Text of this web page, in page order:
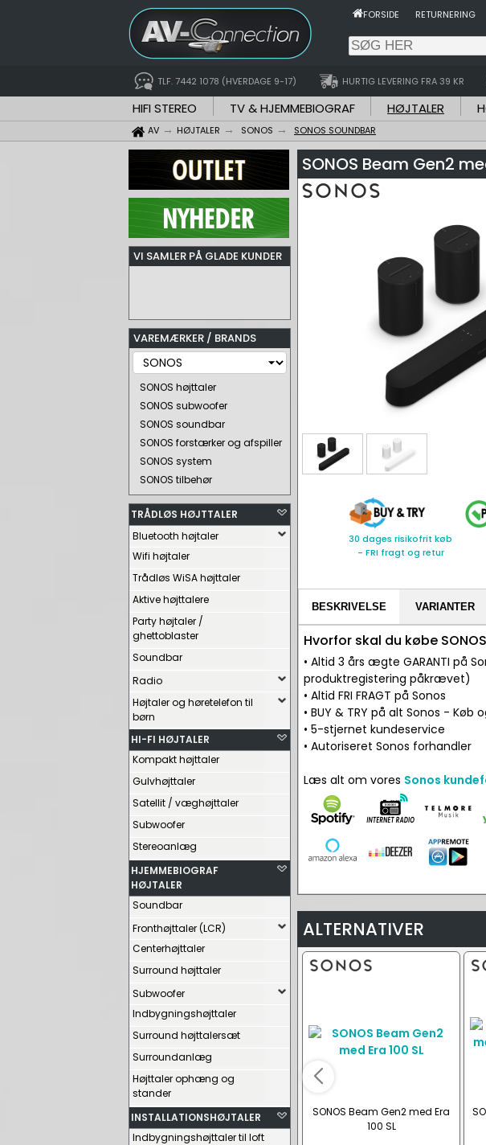
FORSIDE RETURNERING
TLF. 7442 1078 (HVERDAGE 9-17) HURTIG LEVERING FRA 39 KR
HIFI STEREO TV & HJEMMEBIOGRAF HØJTALER
AV HØJTALER SONOS SONOS SOUNDBAR
VI SAMLER PÅ GLADE KUNDER
VAREMÆRKER / BRANDS
SONOS højttaler
SONOS subwoofer
SONOS soundbar
SONOS forstærker og afspiller
SONOS system
SONOS tilbehør
TRÅDLØS HØJTTALER
Bluetooth højtaler
Wifi højtaler
Trådløs WiSA højttaler
Aktive højttalere
Party højtaler /
ghettoblaster
Soundbar
Radio
Højtaler og høretelefon til
børn
HI-FI HØJTALER
Kompakt højttaler
Gulvhøjttaler
Satellit / væghøjttaler
Subwoofer
Stereoanlæg
HJEMMEBIOGRAF
HØJTALER
Soundbar
Fronthøjttaler (LCR)
Centerhøjttaler
Surround højttaler
Subwoofer
Indbygningshøjttaler
Surround højttalersæt
Surroundanlæg
Højttaler ophæng og
stander
INSTALLATIONSHØJTALER
Indbygningshøjttaler til loft
SONOS Beam Gen2
30 dages risikofrit køb
- FRI fragt og retur
BESKRIVELSE VARIANTER
Hvorfor skal du købe
• Altid 3 års ægte GARANTI på
produktregistering påkrævet)
• Altid FRI FRAGT på Sonos
• BUY & TRY på alt Sonos -
• 5-stjernet kundeservice
• Autoriseret Sonos forhandler
Læs alt om vores Sonos
ALTERNATIVER
SONOS Beam Gen2 med Era
100 SL